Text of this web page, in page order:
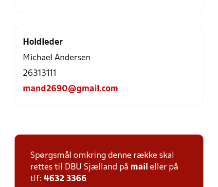
Holdleder
Michael Andersen
26313111
mand2690@gmail.com
Spørgsmål omkring denne række skal
rettes til DBU Sjælland på mail eller på
tlf: 4632 3366